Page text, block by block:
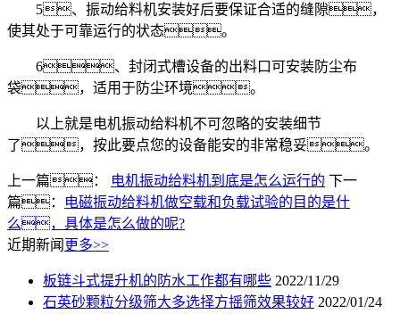
5、振动给料机安装好后要保证合适的缝隙，
使其处于可靠运行的状态。
6、封闭式槽设备的出料口可安装防尘布
袋，适用于防尘环境。
以上就是电机振动给料机不可忽略的安装细节
了，按此要点您的设备能安的非常稳妥。
上一篇： 电机振动给料机到底是怎么运行的 下一
篇：
电磁振动给料机做空载和负载试验的目的是什
么，具体是怎么做的呢?
近期新闻 更多>>
板链斗式提升机的防水工作都有哪些 2022/11/29
石英砂颗粒分级筛大多选择方摇筛效果较好 2022/01/24